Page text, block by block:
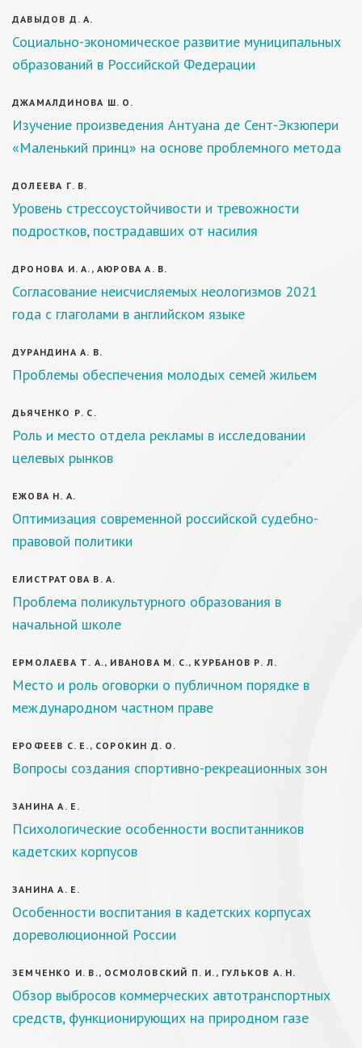
ДАВЫДОВ Д. А.
Социально-экономическое развитие муниципальных
образований в Российской Федерации
ДЖАМАЛДИНОВА Ш. О.
Изучение произведения Антуана де Сент-Экзюпери
«Маленький принц» на основе проблемного метода
ДОЛЕЕВА Г. В.
Уровень стрессоустойчивости и тревожности
подростков, пострадавших от насилия
ДРОНОВА И. А., АЮРОВА А. В.
Согласование неисчисляемых неологизмов 2021
года с глаголами в английском языке
ДУРАНДИНА А. В.
Проблемы обеспечения молодых семей жильем
ДЬЯЧЕНКО Р. С.
Роль и место отдела рекламы в исследовании
целевых рынков
ЕЖОВА Н. А.
Оптимизация современной российской судебно-
правовой политики
ЕЛИСТРАТОВА В. А.
Проблема поликультурного образования в
начальной школе
ЕРМОЛАЕВА Т. А., ИВАНОВА М. С., КУРБАНОВ Р. Л.
Место и роль оговорки о публичном порядке в
международном частном праве
ЕРОФЕЕВ С. Е., СОРОКИН Д. О.
Вопросы создания спортивно-рекреационных зон
ЗАНИНА А. Е.
Психологические особенности воспитанников
кадетских корпусов
ЗАНИНА А. Е.
Особенности воспитания в кадетских корпусах
дореволюционной России
ЗЕМЧЕНКО И. В., ОСМОЛОВСКИЙ П. И., ГУЛЬКОВ А. Н.
Обзор выбросов коммерческих автотранспортных
средств, функционирующих на природном газе